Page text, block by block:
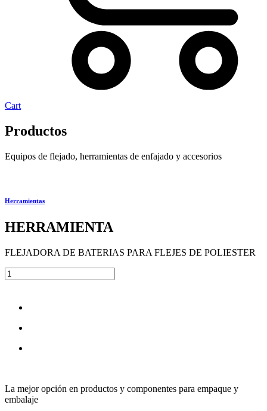
Cart
Productos
Equipos de flejado, herramientas de enfajado y accesorios
Herramientas
HERRAMIENTA
FLEJADORA DE BATERIAS PARA FLEJES DE POLIESTER
HERRAMIENTA
quantity
La mejor opción en productos y componentes para empaque y
embalaje